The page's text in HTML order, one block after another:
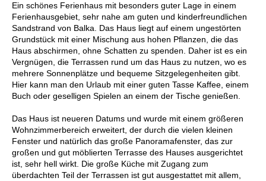
Ein schönes Ferienhaus mit besonders guter Lage in einem
Ferienhausgebiet, sehr nahe am guten und kinderfreundlichen
Sandstrand von Balka. Das Haus liegt auf einem ungestörten
Grundstück mit einer Mischung aus hohen Pflanzen, die das
Haus abschirmen, ohne Schatten zu spenden. Daher ist es ein
Vergnügen, die Terrassen rund um das Haus zu nutzen, wo es
mehrere Sonnenplätze und bequeme Sitzgelegenheiten gibt.
Hier kann man den Urlaub mit einer guten Tasse Kaffee, einem
Buch oder geselligen Spielen an einem der Tische genießen.
Das Haus ist neueren Datums und wurde mit einem größeren
Wohnzimmerbereich erweitert, der durch die vielen kleinen
Fenster und natürlich das große Panoramafenster, das zur
großen und gut möblierten Terrasse des Hauses ausgerichtet
ist, sehr hell wirkt. Die große Küche mit Zugang zum
überdachten Teil der Terrassen ist gut ausgestattet mit allem,